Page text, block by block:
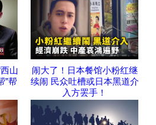
山
”帮
闹大了！日本餐馆小粉红继
续闹 民众吐槽或日本黑道介
入方罢手！